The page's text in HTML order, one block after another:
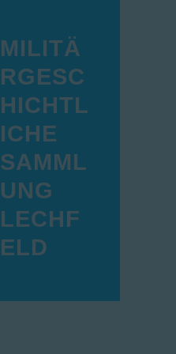
MILITÄ
RGESC
HICHTL
ICHE
SAMML
UNG
LECHF
ELD